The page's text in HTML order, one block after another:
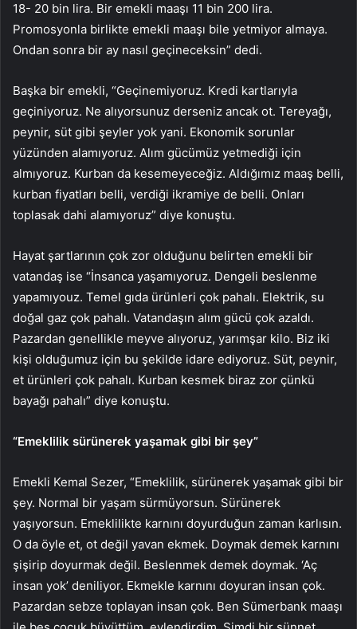
18- 20 bin lira. Bir emekli maaşı 11 bin 200 lira.
Promosyonla birlikte emekli maaşı bile yetmiyor almaya.
Ondan sonra bir ay nasıl geçineceksin” dedi.
Başka bir emekli, “Geçinemiyoruz. Kredi kartlarıyla
geçiniyoruz. Ne alıyorsunuz derseniz ancak ot. Tereyağı,
peynir, süt gibi şeyler yok yani. Ekonomik sorunlar
yüzünden alamıyoruz. Alım gücümüz yetmediği için
almıyoruz. Kurban da kesemeyeceğiz. Aldığımız maaş belli,
kurban fiyatları belli, verdiği ikramiye de belli. Onları
toplasak dahi alamıyoruz” diye konuştu.
Hayat şartlarının çok zor olduğunu belirten emekli bir
vatandaş ise “İnsanca yaşamıyoruz. Dengeli beslenme
yapamıyouz. Temel gıda ürünleri çok pahalı. Elektrik, su
doğal gaz çok pahalı. Vatandaşın alım gücü çok azaldı.
Pazardan genellikle meyve alıyoruz, yarımşar kilo. Biz iki
kişi olduğumuz için bu şekilde idare ediyoruz. Süt, peynir,
et ürünleri çok pahalı. Kurban kesmek biraz zor çünkü
bayağı pahalı” diye konuştu.
“Emeklilik sürünerek yaşamak gibi bir şey”
Emekli Kemal Sezer, “Emeklilik, sürünerek yaşamak gibi bir
şey. Normal bir yaşam sürmüyorsun. Sürünerek
yaşıyorsun. Emeklilikte karnını doyurduğun zaman karlısın.
O da öyle et, ot değil yavan ekmek. Doymak demek karnını
şişirip doyurmak değil. Beslenmek demek doymak. ‘Aç
insan yok’ deniliyor. Ekmekle karnını doyuran insan çok.
Pazardan sebze toplayan insan çok. Ben Sümerbank maaşı